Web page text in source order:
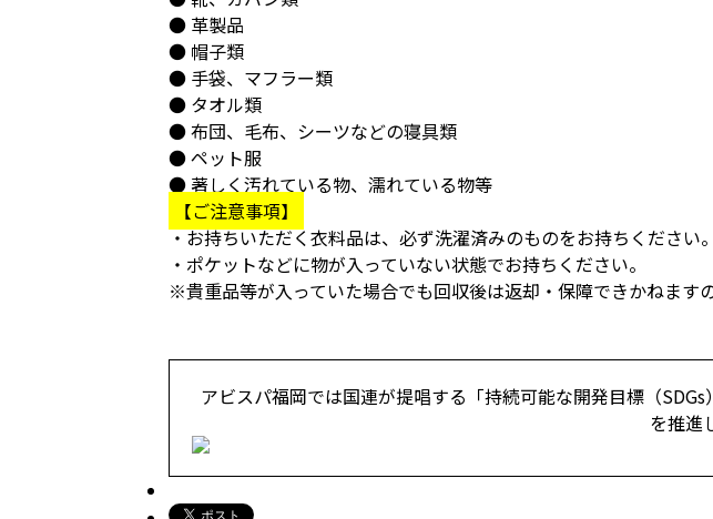
● 革製品
● 帽子類
● 手袋、マフラー類
● タオル類
● 布団、毛布、シーツなどの寝具類
● ペット服
● 著しく汚れている物、濡れている物等
【ご注意事項】
・お持ちいただく衣料品は、必ず洗濯済みのものをお持ちください。
・ポケットなどに物が入っていない状態でお持ちください。
※貴重品等が入っていた場合でも回収後は返却・保障できかねます
アビスパ福岡では国連が提唱する「持続可能な開発目標（
を推進